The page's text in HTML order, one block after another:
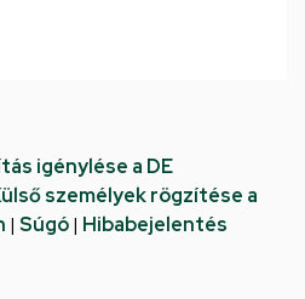
igénylése a DE
személyek rögzítése a
| Súgó| Hibabejelentés